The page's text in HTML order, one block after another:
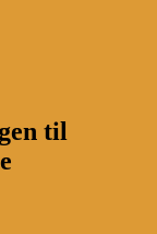
til